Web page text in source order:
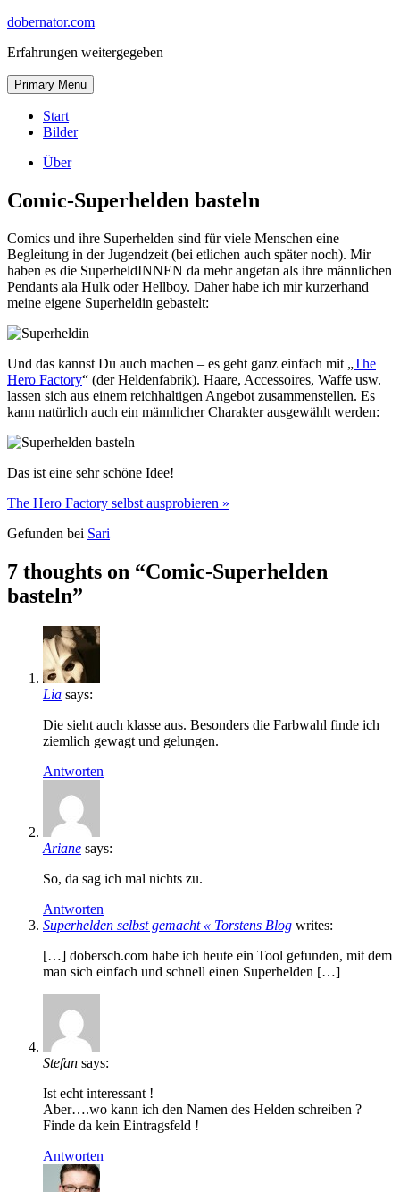
Skip
content
dobernator.com
Erfahrungen weitergegeben
Primary Menu Skip
to
Start
Bilder
Über
Comic-Superhelden basteln
Comics und ihre Superhelden sind für viele Menschen eine
Begleitung in der Jugendzeit (bei etlichen auch später noch). Mir
haben es die SuperheldINNEN da mehr angetan als ihre männlichen
Pendants ala Hulk oder Hellboy. Daher habe ich mir kurzerhand
meine eigene Superheldin gebastelt:
Und das kannst Du auch machen – es geht ganz einfach mit „The
Hero Factory“ (der Heldenfabrik). Haare, Accessoires, Waffe usw.
lassen sich aus einem reichhaltigen Angebot zusammenstellen. Es
kann natürlich auch ein männlicher Charakter ausgewählt werden:
Das ist eine sehr schöne Idee!
The Hero Factory selbst ausprobieren »
Gefunden bei Sari
7 thoughts on “Comic-Superhelden
basteln”
Lia says:
Die sieht auch klasse aus. Besonders die Farbwahl finde ich
ziemlich gewagt und gelungen.
Antworten
Ariane says:
So, da sag ich mal nichts zu.
Antworten
Superhelden selbst gemacht « Torstens Blog writes:
[…] dobersch.com habe ich heute ein Tool gefunden, mit dem
man sich einfach und schnell einen Superhelden […]
Stefan says:
Ist echt interessant !
Aber….wo kann ich den Namen des Helden schreiben ?
Finde da kein Eintragsfeld !
Antworten